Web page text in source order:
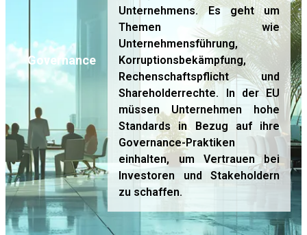
Governance
Unternehmens. Es geht um
Themen wie
Unternehmensführung,
Korruptionsbekämpfung,
Rechenschaftspflicht und
Shareholderrechte. In der EU
müssen Unternehmen hohe
Standards in Bezug auf ihre
Governance-Praktiken
einhalten, um Vertrauen bei
Investoren und Stakeholdern
zu schaffen.